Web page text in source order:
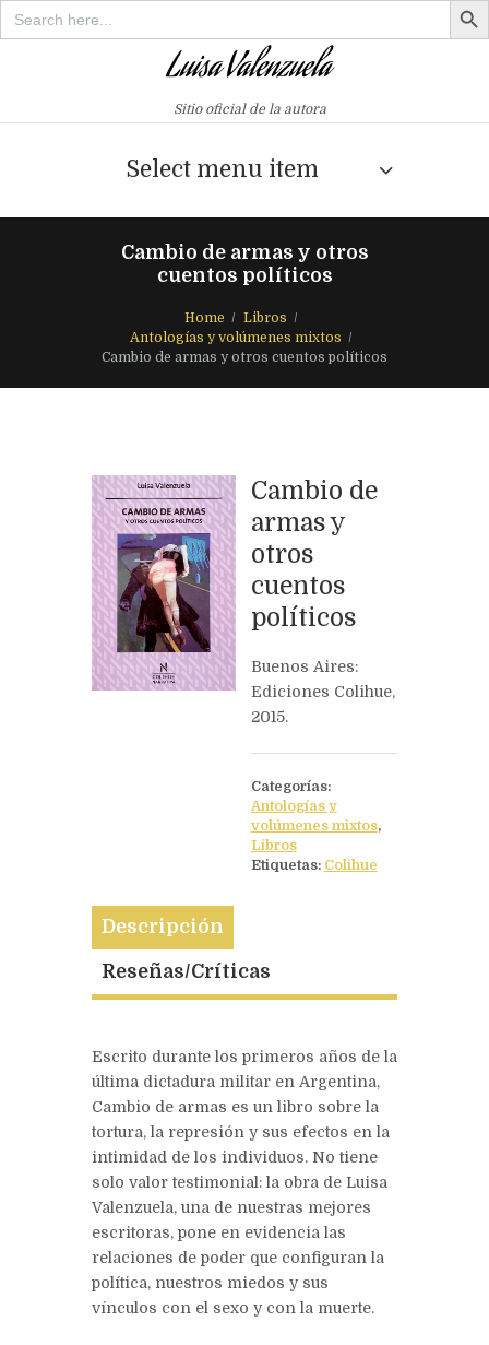
Search
for:
Sitio oficial de la autora
Select menu item
Cambio de armas y otros
cuentos políticos
Home
Libros
Antologías y volúmenes mixtos
Cambio de armas y otros cuentos políticos
Cambio de
armas y
otros
cuentos
políticos
Buenos Aires:
Ediciones Colihue,
2015.
Categorías:
Antologías y
volúmenes mixtos,
Libros
Etiquetas: Colihue
Descripción
Reseñas/Críticas
Escrito durante los primeros años de la
última dictadura militar en Argentina,
Cambio de armas es un libro sobre la
tortura, la represión y sus efectos en la
intimidad de los individuos. No tiene
solo valor testimonial: la obra de Luisa
Valenzuela, una de nuestras mejores
escritoras, pone en evidencia las
relaciones de poder que configuran la
política, nuestros miedos y sus
vínculos con el sexo y con la muerte.